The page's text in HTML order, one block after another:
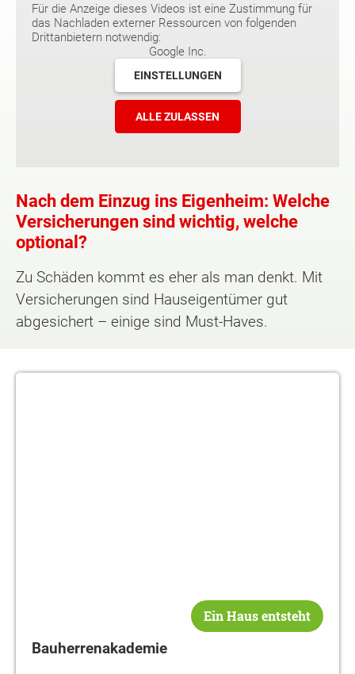
Für die Anzeige dieses Videos ist eine Zustimmung für
das Nachladen externer Ressourcen von folgenden
Drittanbietern notwendig:
Google Inc.
EINSTELLUNGEN
ALLE ZULASSEN
Nach dem Einzug ins Eigenheim: Welche
Versicherungen sind wichtig, welche
optional?
Zu Schäden kommt es eher als man denkt. Mit
Versicherungen sind Hauseigentümer gut
abgesichert – einige sind Must-Haves.
Ein Haus entsteht
Bauherrenakademie